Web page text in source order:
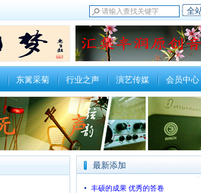
东篱采菊 行业之声 演艺传媒 会员中心
最新添加
丰硕的成果 优秀的答卷